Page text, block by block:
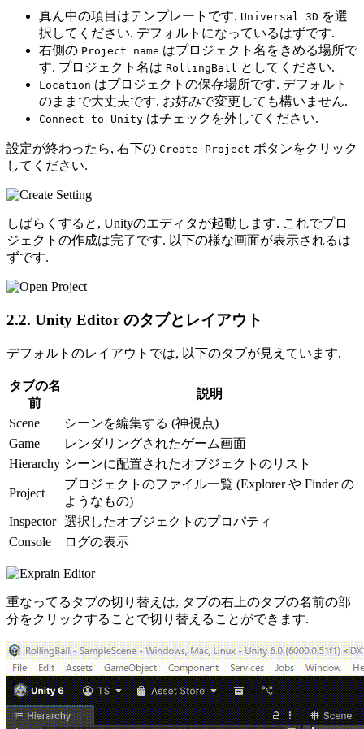
真ん中の項目はテンプレートです. Universal 3D を選
択してください. デフォルトになっているはずです.
右側の Project name はプロジェクト名をきめる場所で
す. プロジェクト名は RollingBall としてください.
Location はプロジェクトの保存場所です. デフォルト
のままで大丈夫です. お好みで変更しても構いません.
Connect to Unity はチェックを外してください.
設定が終わったら, 右下の Create Project ボタンをクリック
してください.
しばらくすると, Unityのエディタが起動します. これでプロ
ジェクトの作成は完了です. 以下の様な画面が表示されるは
ずです.
2.2. Unity Editor のタブとレイアウト
デフォルトのレイアウトでは, 以下のタブが見えています.
タブの名
前
説明
Scene
シーンを編集する (神視点)
Game
レンダリングされたゲーム画面
Hierarchy シーンに配置されたオブジェクトのリスト
Project
プロジェクトのファイル一覧 (Explorer や Finder の
ようなもの)
Inspector 選択したオブジェクトのプロパティ
Console
ログの表示
重なってるタブの切り替えは, タブの右上のタブの名前の部
分をクリックすることで切り替えることができます.